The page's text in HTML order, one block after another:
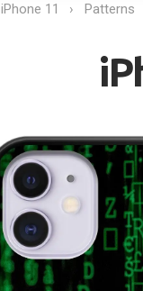
iPhone 11 Patterns